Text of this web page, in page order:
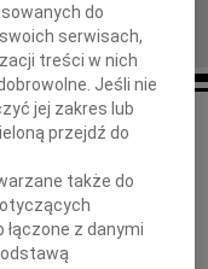
współczucia
Piskorz
do
serwisach,
treści w nich
Jeśli nie
jej zakres lub
przejdź do
także do
z danymi